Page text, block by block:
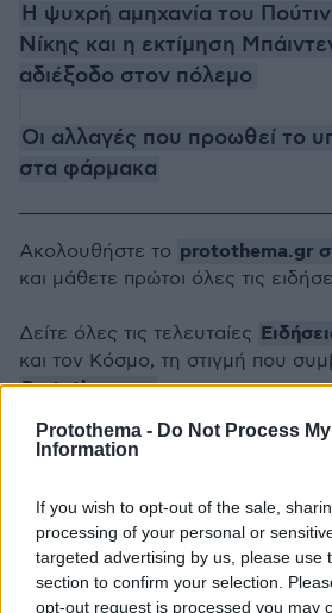
Protothema - Do Not Process
Information
If you wish to opt-out of the sale,
processing of your personal or
targeted advertising by us, please use
section to confirm your selection.
opt-out request is processed you may
Η ψυχρή αμηχανία του
Νίκης και η εκτίμηση
αδιέξοδο στον πόλεμο
Οι αλλαγές που προωθεί το
στα φάρμακα
Σχετικά Άρθρα
Ακολουθήστε το protothema.gr
και μάθετε πρώτοι όλες τις
Δείτε όλες τις τελευταίες
και τον Κόσμο, τη στιγμή που
Protothema.gr